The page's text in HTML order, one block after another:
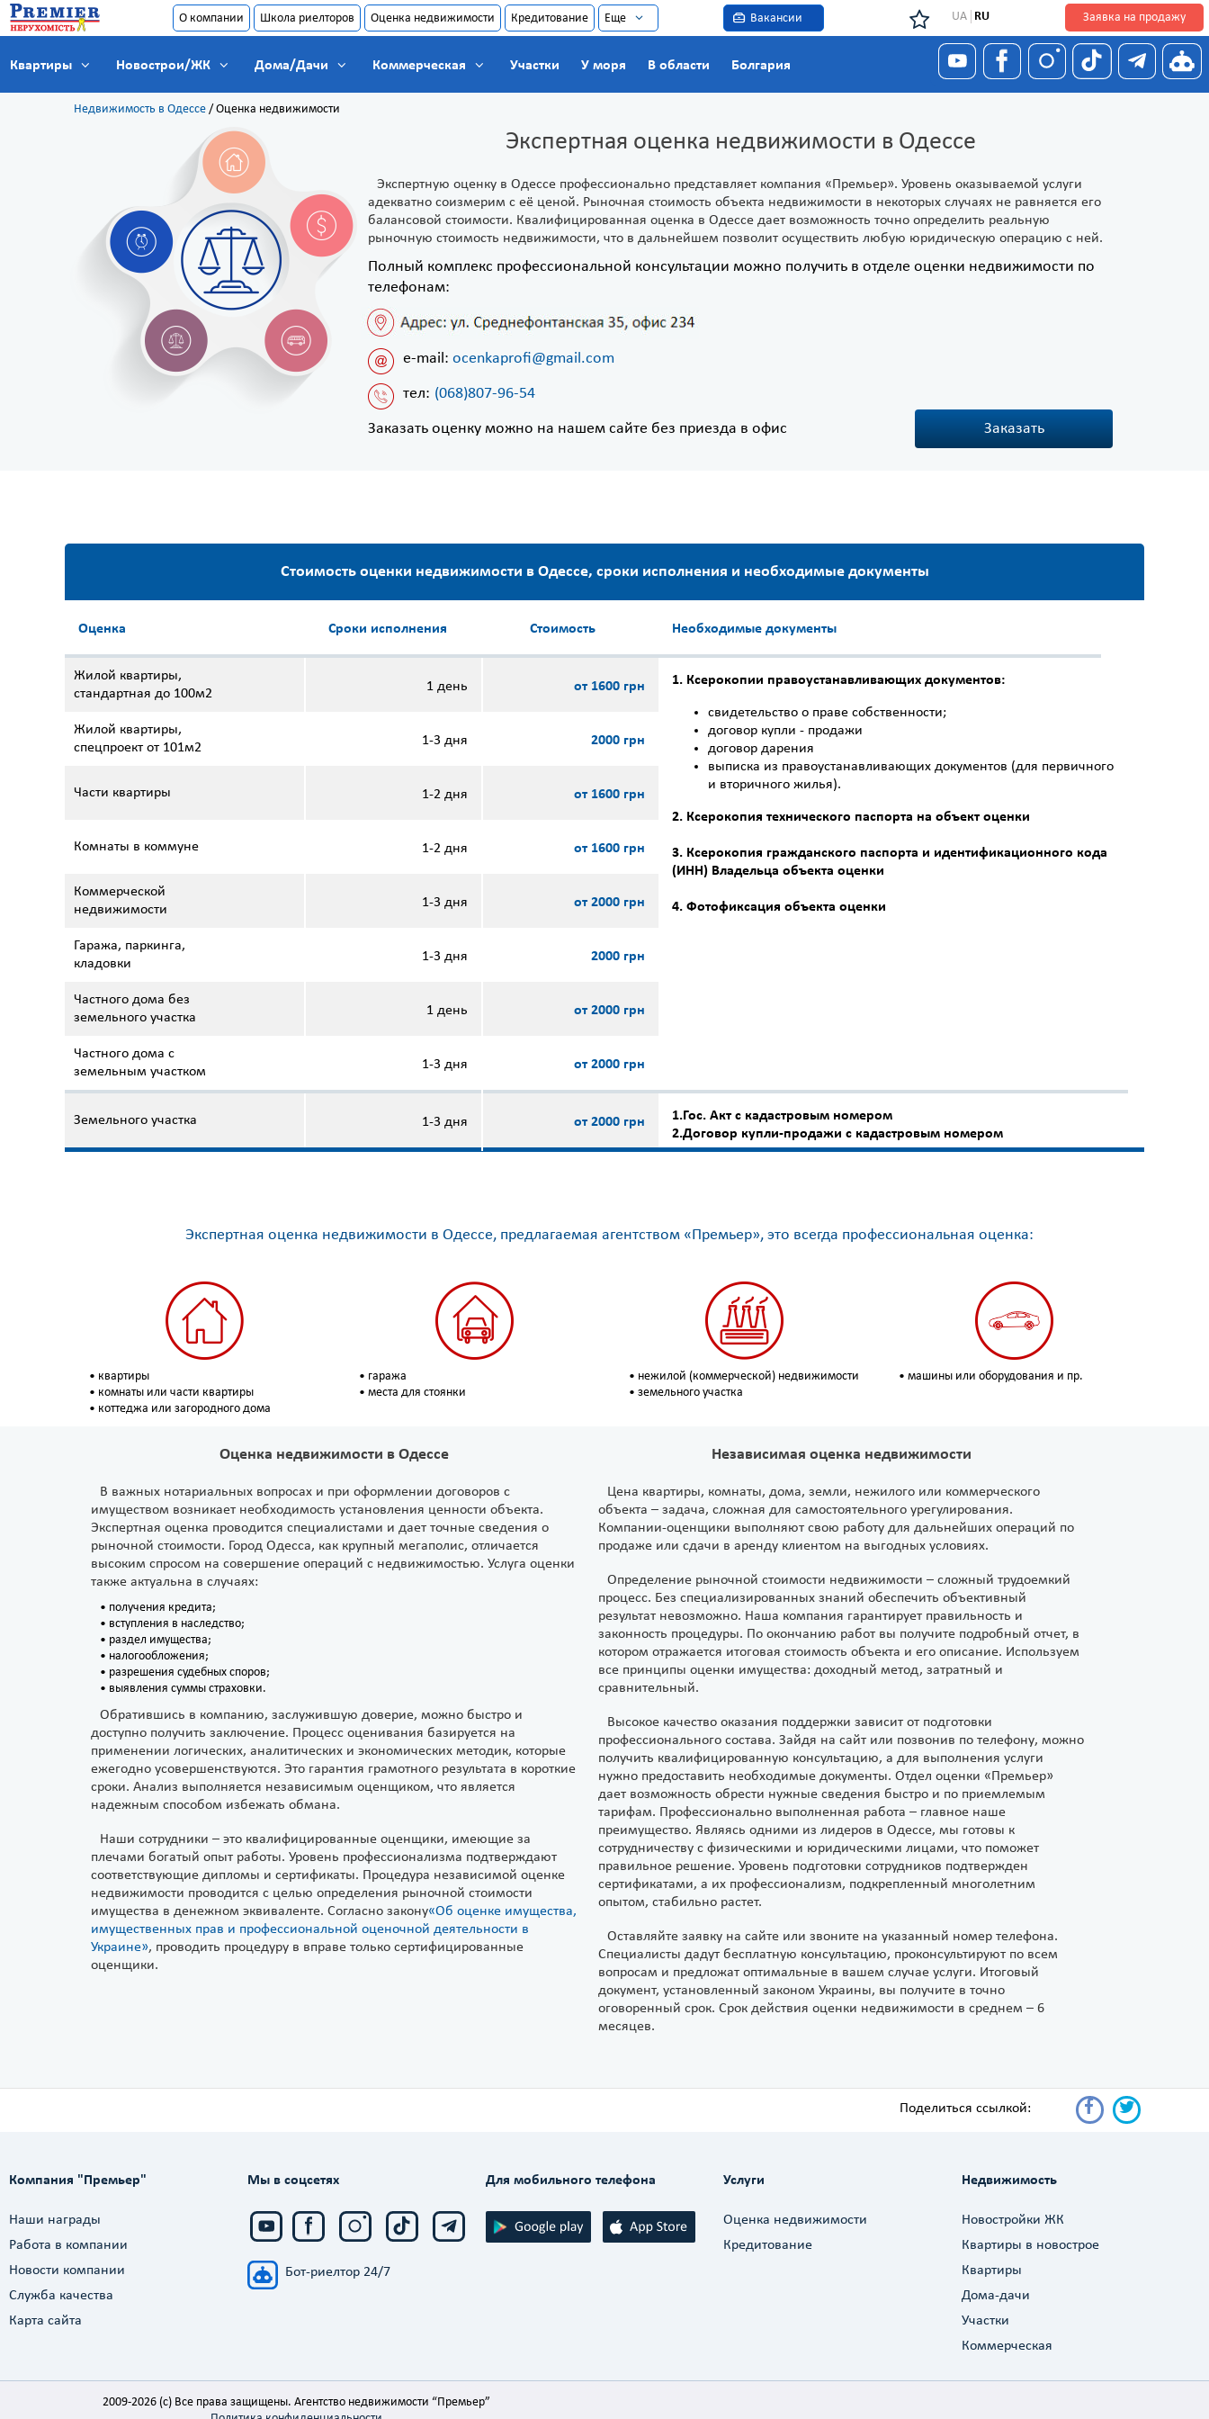
О компании Школа риелторов Оценка недвижимости Кредитование Еще Вакансии UA RU Заявка на продажу
Квартиры Новострои/ЖК Дома/Дачи Коммерческая Участки У моря В области Болгария
Недвижимость в Одессе / Оценка недвижимости
Экспертная оценка недвижимости в Одессе
Экспертную оценку в Одессе профессионально представляет компания «Премьер». Уровень оказываемой услуги
адекватно соизмерим с её ценой. Рыночная стоимость объекта недвижимости в некоторых случаях не равняется его
балансовой стоимости. Квалифицированная оценка в Одессе дает возможность точно определить реальную
рыночную стоимость недвижимости, что в дальнейшем позволит осуществить любую юридическую операцию с ней.
Полный комплекс профессиональной консультации можно получить в отделе оценки недвижимости по
телефонам:
e-mail: ocenkaprofi@gmail.com
тел: (068)807-96-54
Заказать оценку можно на нашем сайте без приезда в офис Заказать
Стоимость оценки недвижимости в Одессе, сроки исполнения и необходимые документы
Оценка Сроки исполнения Стоимость
Жилой квартиры,
стандартная до 100м2
1 день от 1600 грн
Жилой квартиры,
спецпроект от 101м2
1-3 дня 2000 грн
Части квартиры 1-2 дня от 1600 грн
Комнаты в коммуне 1-2 дня от 1600 грн
Коммерческой
недвижимости
1-3 дня от 2000 грн
Гаража, паркинга,
кладовки
1-3 дня 2000 грн
Частного дома без
земельного участка
1 день от 2000 грн
Частного дома с
земельным участком
1-3 дня от 2000 грн
Земельного участка 1-3 дня от 2000 грн
Необходимые документы
1. Ксерокопии правоустанавливающих документов:
свидетельство о праве собственности;
договор купли - продажи
договор дарения
выписка из правоустанавливающих документов (для первичного
и вторичного жилья).
2. Ксерокопия технического паспорта на объект оценки
3. Ксерокопия гражданского паспорта и идентификационного кода
(ИНН) Владельца объекта оценки
4. Фотофиксация объекта оценки
1.Гос. Акт с кадастровым номером
2.Договор купли-продажи с кадастровым номером
Экспертная оценка недвижимости в Одессе, предлагаемая агентством «Премьер», это всегда профессиональная оценка:
• квартиры
• комнаты или части квартиры
• коттеджа или загородного дома
• гаража
• места для стоянки
• нежилой (коммерческой) недвижимости
• земельного участка
• машины или оборудования и пр.
Оценка недвижимости в Одессе
В важных нотариальных вопросах и при оформлении договоров с
имуществом возникает необходимость установления ценности объекта.
Экспертная оценка проводится специалистами и дает точные сведения о
рыночной стоимости. Город Одесса, как крупный мегаполис, отличается
высоким спросом на совершение операций с недвижимостью. Услуга оценки
также актуальна в случаях:
• получения кредита;
• вступления в наследство;
• раздел имущества;
• налогообложения;
• разрешения судебных споров;
• выявления суммы страховки.
Обратившись в компанию, заслужившую доверие, можно быстро и
доступно получить заключение. Процесс оценивания базируется на
применении логических, аналитических и экономических методик, которые
ежегодно усовершенствуются. Это гарантия грамотного результата в короткие
сроки. Анализ выполняется независимым оценщиком, что является
надежным способом избежать обмана.
Наши сотрудники – это квалифицированные оценщики, имеющие за
плечами богатый опыт работы. Уровень профессионализма подтверждают
соответствующие дипломы и сертификаты. Процедура независимой оценке
недвижимости проводится с целью определения рыночной стоимости
имущества в денежном эквиваленте. Согласно закону«Об оценке имущества,
имущественных прав и профессиональной оценочной деятельности в
Украине», проводить процедуру в вправе только сертифицированные
оценщики.
Независимая оценка недвижимости
Цена квартиры, комнаты, дома, земли, нежилого или коммерческого
объекта – задача, сложная для самостоятельного урегулирования.
Компании-оценщики выполняют свою работу для дальнейших операций по
продаже или сдачи в аренду клиентом на выгодных условиях.
Определение рыночной стоимости недвижимости – сложный трудоемкий
процесс. Без специализированных знаний обеспечить объективный
результат невозможно. Наша компания гарантирует правильность и
законность процедуры. По окончанию работ вы получите подробный отчет, в
котором отражается итоговая стоимость объекта и его описание. Используем
все принципы оценки имущества: доходный метод, затратный и
сравнительный.
Высокое качество оказания поддержки зависит от подготовки
профессионального состава. Зайдя на сайт или позвонив по телефону, можно
получить квалифицированную консультацию, а для выполнения услуги
нужно предоставить необходимые документы. Отдел оценки «Премьер»
дает возможность обрести нужные сведения быстро и по приемлемым
тарифам. Профессионально выполненная работа – главное наше
преимущество. Являясь одними из лидеров в Одессе, мы готовы к
сотрудничеству с физическими и юридическими лицами, что поможет
правильное решение. Уровень подготовки сотрудников подтвержден
сертификатами, а их профессионализм, подкрепленный многолетним
опытом, стабильно растет.
Оставляйте заявку на сайте или звоните на указанный номер телефона.
Специалисты дадут бесплатную консультацию, проконсультируют по всем
вопросам и предложат оптимальные в вашем случае услуги. Итоговый
документ, установленный законом Украины, вы получите в точно
оговоренный срок. Срок действия оценки недвижимости в среднем – 6
месяцев.
Поделиться ссылкой:
Компания "Премьер"
Наши награды
Работа в компании
Новости компании
Служба качества
Карта сайта
Мы в соцсетях
Бот-риелтор 24/7
Для мобильного телефона Услуги
Оценка недвижимости
Кредитование
Недвижимость
Новостройки ЖК
Квартиры в новострое
Квартиры
Дома-дачи
Участки
Коммерческая
2009-2026 (c) Все права защищены. Агентство недвижимости “Премьер”